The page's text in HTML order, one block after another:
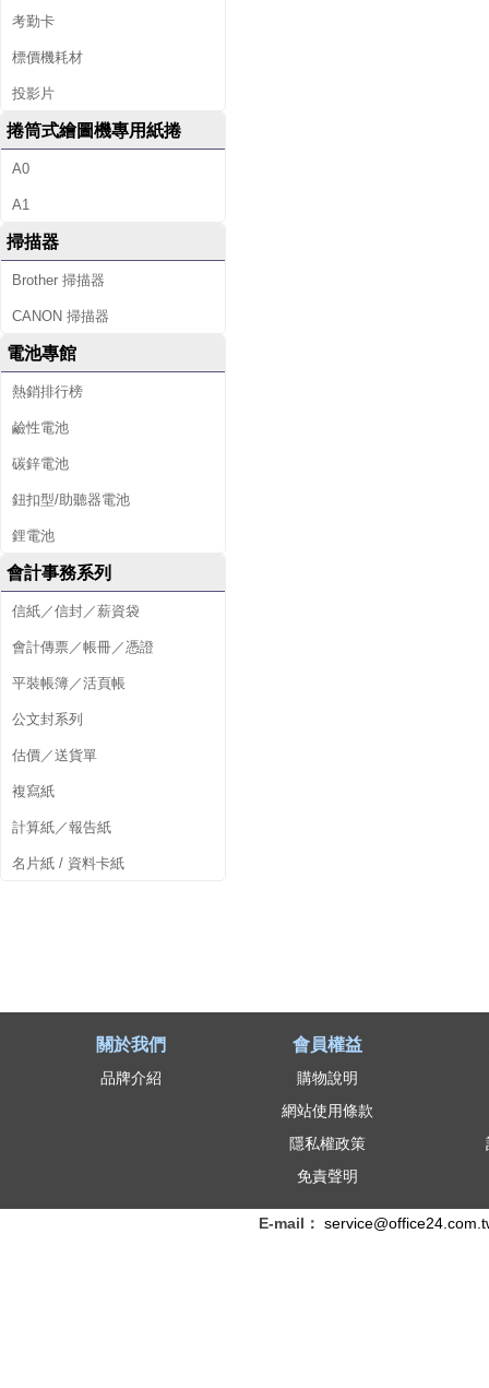
考勤卡
標價機耗材
投影片
捲筒式繪圖機專用紙捲
A0
A1
掃描器
Brother 掃描器
CANON 掃描器
電池專館
熱銷排行榜
鹼性電池
碳鋅電池
鈕扣型/助聽器電池
鋰電池
會計事務系列
信紙／信封／薪資袋
會計傳票／帳冊／憑證
平裝帳簿／活頁帳
公文封系列
估價／送貨單
複寫紙
計算紙／報告紙
名片紙 / 資料卡紙
關於我們
品牌介紹
會員權益
購物說明
網站使用條款
隱私權政策
免責聲明
E-mail：